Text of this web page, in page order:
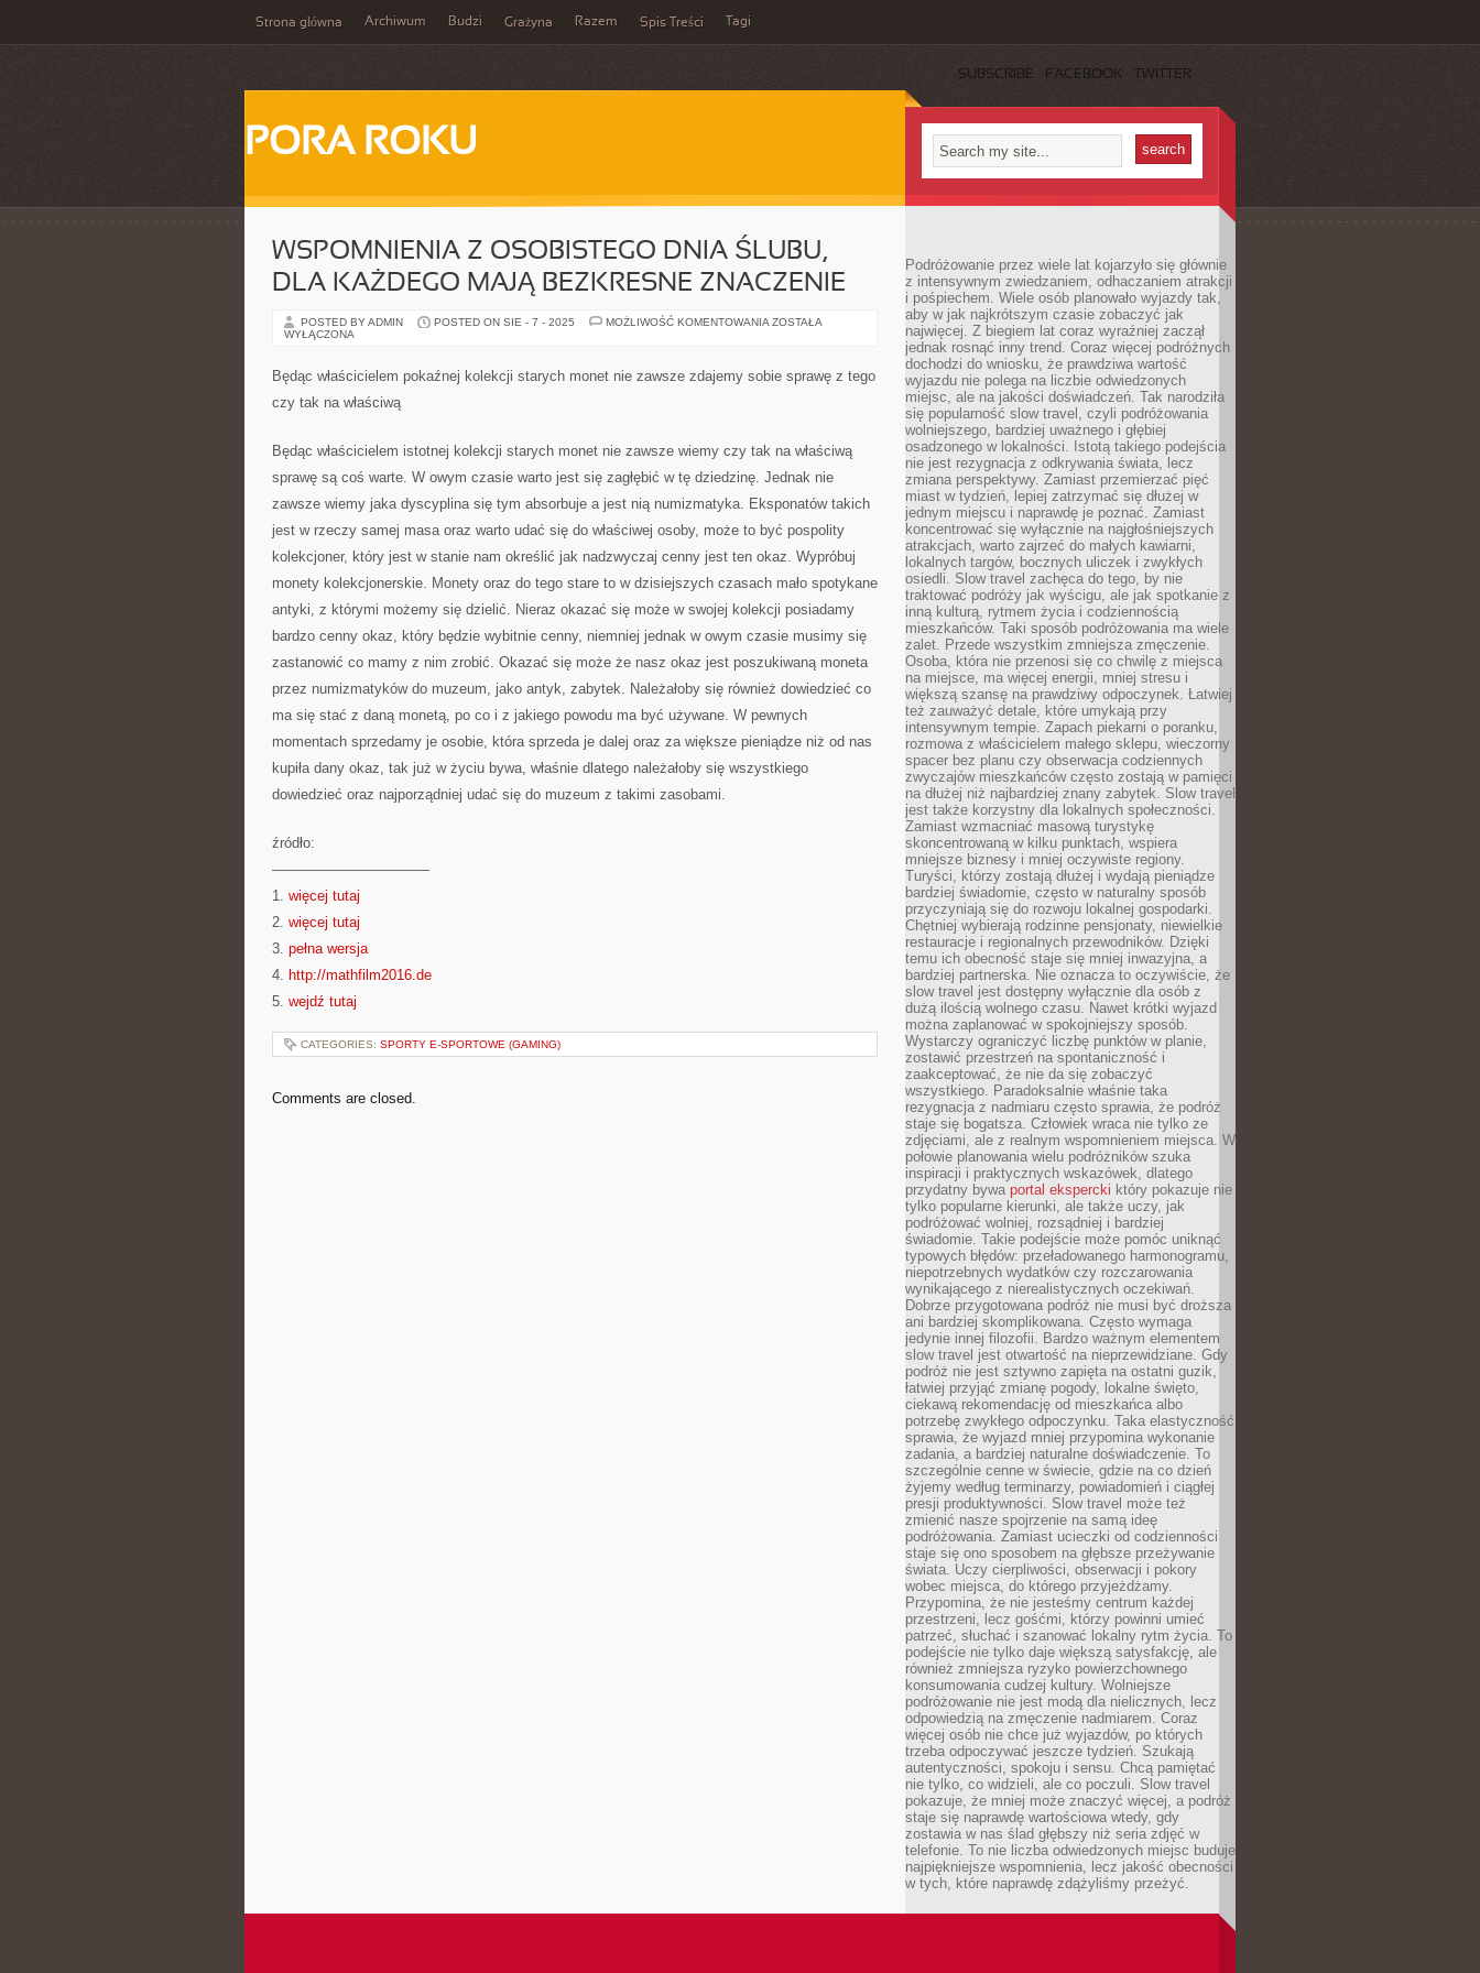
Strona główna Archiwum Budzi Grażyna Razem Spis Treści Tagi
SUBSCRIBE FACEBOOK TWITTER
PORA ROKU
WSPOMNIENIA Z OSOBISTEGO DNIA ŚLUBU,
DLA KAŻDEGO MAJĄ BEZKRESNE ZNACZENIE
POSTED BY ADMIN POSTED ON SIE - 7 - 2025 MOŻLIWOŚĆ KOMENTOWANIA WSPOMNIENIA
ŚLUBU,
DLA
ZOSTAŁA
WYŁĄCZONA
Będąc właścicielem pokaźnej kolekcji starych monet nie zawsze zdajemy sobie sprawę z tego
czy tak na właściwą
Będąc właścicielem istotnej kolekcji starych monet nie zawsze wiemy czy tak na właściwą
sprawę są coś warte. W owym czasie warto jest się zagłębić w tę dziedzinę. Jednak nie
zawsze wiemy jaka dyscyplina się tym absorbuje a jest nią numizmatyka. Eksponatów takich
jest w rzeczy samej masa oraz warto udać się do właściwej osoby, może to być pospolity
kolekcjoner, który jest w stanie nam określić jak nadzwyczaj cenny jest ten okaz. Wypróbuj
monety kolekcjonerskie. Monety oraz do tego stare to w dzisiejszych czasach mało spotykane
antyki, z którymi możemy się dzielić. Nieraz okazać się może w swojej kolekcji posiadamy
bardzo cenny okaz, który będzie wybitnie cenny, niemniej jednak w owym czasie musimy się
zastanowić co mamy z nim zrobić. Okazać się może że nasz okaz jest poszukiwaną moneta
przez numizmatyków do muzeum, jako antyk, zabytek. Należałoby się również dowiedzieć co
ma się stać z daną monetą, po co i z jakiego powodu ma być używane. W pewnych
momentach sprzedamy je osobie, która sprzeda je dalej oraz za większe pieniądze niż od nas
kupiła dany okaz, tak już w życiu bywa, właśnie dlatego należałoby się wszystkiego
dowiedzieć oraz najporządniej udać się do muzeum z takimi zasobami.
źródło:
———————————
1. więcej tutaj
2. więcej tutaj
3. pełna wersja
4. http://mathfilm2016.de
5. wejdź tutaj
CATEGORIES: SPORTY E-SPORTOWE (GAMING)
Comments are closed.
Podróżowanie przez wiele lat kojarzyło się głównie
z intensywnym zwiedzaniem, odhaczaniem atrakcji
i pośpiechem. Wiele osób planowało wyjazdy tak,
aby w jak najkrótszym czasie zobaczyć jak
najwięcej. Z biegiem lat coraz wyraźniej zaczął
jednak rosnąć inny trend. Coraz więcej podróżnych
dochodzi do wniosku, że prawdziwa wartość
wyjazdu nie polega na liczbie odwiedzonych
miejsc, ale na jakości doświadczeń. Tak narodziła
się popularność slow travel, czyli podróżowania
wolniejszego, bardziej uważnego i głębiej
osadzonego w lokalności. Istotą takiego podejścia
nie jest rezygnacja z odkrywania świata, lecz
zmiana perspektywy. Zamiast przemierzać pięć
miast w tydzień, lepiej zatrzymać się dłużej w
jednym miejscu i naprawdę je poznać. Zamiast
koncentrować się wyłącznie na najgłośniejszych
atrakcjach, warto zajrzeć do małych kawiarni,
lokalnych targów, bocznych uliczek i zwykłych
osiedli. Slow travel zachęca do tego, by nie
traktować podróży jak wyścigu, ale jak spotkanie z
inną kulturą, rytmem życia i codziennością
mieszkańców. Taki sposób podróżowania ma wiele
zalet. Przede wszystkim zmniejsza zmęczenie.
Osoba, która nie przenosi się co chwilę z miejsca
na miejsce, ma więcej energii, mniej stresu i
większą szansę na prawdziwy odpoczynek. Łatwiej
też zauważyć detale, które umykają przy
intensywnym tempie. Zapach piekarni o poranku,
rozmowa z właścicielem małego sklepu, wieczorny
spacer bez planu czy obserwacja codziennych
zwyczajów mieszkańców często zostają w pamięci
na dłużej niż najbardziej znany zabytek. Slow travel
jest także korzystny dla lokalnych społeczności.
Zamiast wzmacniać masową turystykę
skoncentrowaną w kilku punktach, wspiera
mniejsze biznesy i mniej oczywiste regiony.
Turyści, którzy zostają dłużej i wydają pieniądze
bardziej świadomie, często w naturalny sposób
przyczyniają się do rozwoju lokalnej gospodarki.
Chętniej wybierają rodzinne pensjonaty, niewielkie
restauracje i regionalnych przewodników. Dzięki
temu ich obecność staje się mniej inwazyjna, a
bardziej partnerska. Nie oznacza to oczywiście, że
slow travel jest dostępny wyłącznie dla osób z
dużą ilością wolnego czasu. Nawet krótki wyjazd
można zaplanować w spokojniejszy sposób.
Wystarczy ograniczyć liczbę punktów w planie,
zostawić przestrzeń na spontaniczność i
zaakceptować, że nie da się zobaczyć
wszystkiego. Paradoksalnie właśnie taka
rezygnacja z nadmiaru często sprawia, że podróż
staje się bogatsza. Człowiek wraca nie tylko ze
zdjęciami, ale z realnym wspomnieniem miejsca. W
połowie planowania wielu podróżników szuka
inspiracji i praktycznych wskazówek, dlatego
przydatny bywa portal ekspercki który pokazuje nie
tylko popularne kierunki, ale także uczy, jak
podróżować wolniej, rozsądniej i bardziej
świadomie. Takie podejście może pomóc uniknąć
typowych błędów: przeładowanego harmonogramu,
niepotrzebnych wydatków czy rozczarowania
wynikającego z nierealistycznych oczekiwań.
Dobrze przygotowana podróż nie musi być droższa
ani bardziej skomplikowana. Często wymaga
jedynie innej filozofii. Bardzo ważnym elementem
slow travel jest otwartość na nieprzewidziane. Gdy
podróż nie jest sztywno zapięta na ostatni guzik,
łatwiej przyjąć zmianę pogody, lokalne święto,
ciekawą rekomendację od mieszkańca albo
potrzebę zwykłego odpoczynku. Taka elastyczność
sprawia, że wyjazd mniej przypomina wykonanie
zadania, a bardziej naturalne doświadczenie. To
szczególnie cenne w świecie, gdzie na co dzień
żyjemy według terminarzy, powiadomień i ciągłej
presji produktywności. Slow travel może też
zmienić nasze spojrzenie na samą ideę
podróżowania. Zamiast ucieczki od codzienności
staje się ono sposobem na głębsze przeżywanie
świata. Uczy cierpliwości, obserwacji i pokory
wobec miejsca, do którego przyjeżdżamy.
Przypomina, że nie jesteśmy centrum każdej
przestrzeni, lecz gośćmi, którzy powinni umieć
patrzeć, słuchać i szanować lokalny rytm życia. To
podejście nie tylko daje większą satysfakcję, ale
również zmniejsza ryzyko powierzchownego
konsumowania cudzej kultury. Wolniejsze
podróżowanie nie jest modą dla nielicznych, lecz
odpowiedzią na zmęczenie nadmiarem. Coraz
więcej osób nie chce już wyjazdów, po których
trzeba odpoczywać jeszcze tydzień. Szukają
autentyczności, spokoju i sensu. Chcą pamiętać
nie tylko, co widzieli, ale co poczuli. Slow travel
pokazuje, że mniej może znaczyć więcej, a podróż
staje się naprawdę wartościowa wtedy, gdy
zostawia w nas ślad głębszy niż seria zdjęć w
telefonie. To nie liczba odwiedzonych miejsc buduje
najpiękniejsze wspomnienia, lecz jakość obecności
w tych, które naprawdę zdążyliśmy przeżyć.